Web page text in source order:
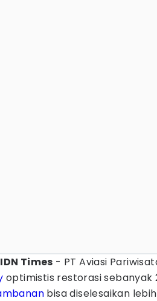
Times - PT Aviasi
optimistis restorasi sebanyak
bisa diselesaikan